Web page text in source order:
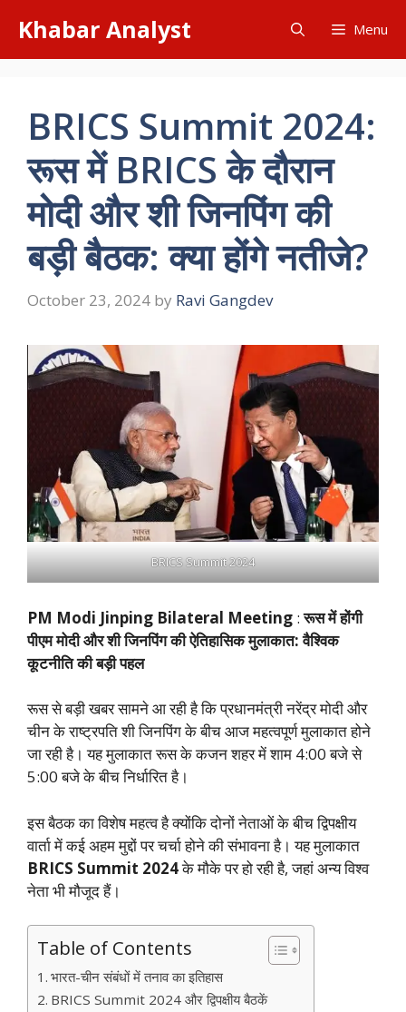
content
Khabar Analyst Menu
BRICS Summit 2024:
रूस में BRICS के दौरान
मोदी और शी जिनपिंग की
बड़ी बैठक: क्या होंगे नतीजे?
October 23, 2024 by Ravi Gangdev
BRICS Summit 2024
PM Modi Jinping Bilateral Meeting :रूस में होंगी
पीएम मोदी और शी जिनपिंग की ऐतिहासिक मुलाकात: वैश्विक
कूटनीति की बड़ी पहल
रूस से बड़ी खबर सामने आ रही है कि प्रधानमंत्री नरेंद्र मोदी और
चीन के राष्ट्रपति शी जिनपिंग के बीच आज महत्वपूर्ण मुलाकात होने
जा रही है। यह मुलाकात रूस के कजन शहर में शाम 4:00 बजे से
5:00 बजे के बीच निर्धारित है।
इस बैठक का विशेष महत्व है क्योंकि दोनों नेताओं के बीच द्विपक्षीय
वार्ता में कई अहम मुद्दों पर चर्चा होने की संभावना है। यह मुलाकात
BRICS Summit 2024के मौके पर हो रही है, जहां अन्य विश्व
नेता भी मौजूद हैं।
Table of Contents
भारत-चीन संबंधों में तनाव का इतिहास
BRICS Summit 2024 और द्विपक्षीय बैठकें